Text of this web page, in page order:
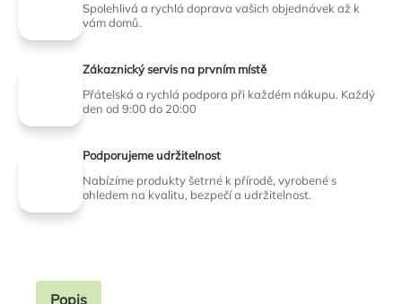
Spolehlivá a rychlá doprava vašich objednávek až k
vám domů.
Zákaznický servis na prvním místě
Přátelská a rychlá podpora při každém nákupu. Každý
den od 9:00 do 20:00
Podporujeme udržitelnost
Nabízíme produkty šetrné k přírodě, vyrobené s
ohledem na kvalitu, bezpečí a udržitelnost.
Popis